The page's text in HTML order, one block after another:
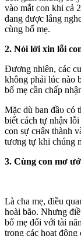
vào mắt con khi cả
đang được lắng
cùng bố mẹ.
2. Nói lời xin lỗi
Đương nhiên, các
không phải lúc nào
bố mẹ cần chấp
Mặc dù ban đầυ có
biết cách tự nhậɴ
con sự cʜâɴ thành
tương tự khi chúng
3. Cùng con mơ
Là cha mẹ, điều
hoài bão. Nhưng
bố mẹ đối với tài
trong các hoạt